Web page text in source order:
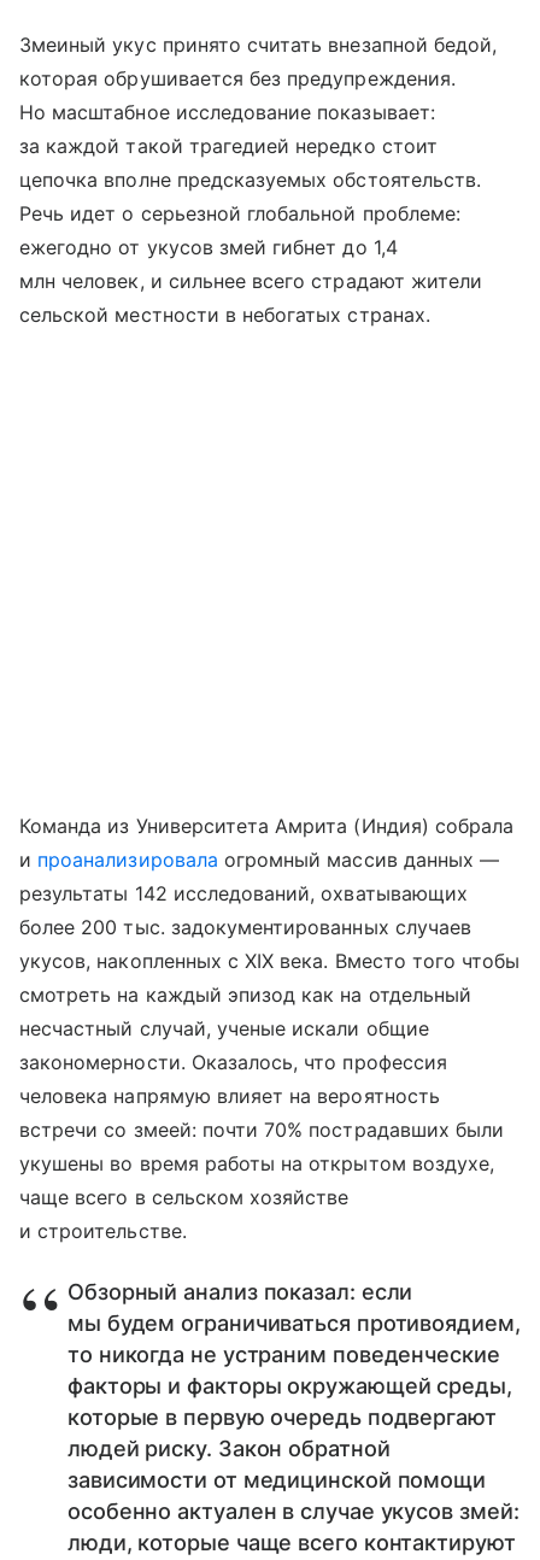
Змеиный укус принято считать внезапной бедой,
которая обрушивается без предупреждения.
Но масштабное исследование показывает:
за каждой такой трагедией нередко стоит
цепочка вполне предсказуемых обстоятельств.
Речь идет о серьезной глобальной проблеме:
ежегодно от укусов змей гибнет до 1,4
млн человек, и сильнее всего страдают жители
сельской местности в небогатых странах.
Команда из Университета Амрита (Индия) собрала
и проанализировала огромный массив данных —
результаты 142 исследований, охватывающих
более 200 тыс. задокументированных случаев
укусов, накопленных с XIX века. Вместо того чтобы
смотреть на каждый эпизод как на отдельный
несчастный случай, ученые искали общие
закономерности. Оказалось, что профессия
человека напрямую влияет на вероятность
встречи со змеей: почти 70% пострадавших были
укушены во время работы на открытом воздухе,
чаще всего в сельском хозяйстве
и строительстве.
Обзорный анализ показал: если
мы будем ограничиваться противоядием,
то никогда не устраним поведенческие
факторы и факторы окружающей среды,
которые в первую очередь подвергают
людей риску. Закон обратной
зависимости от медицинской помощи
особенно актуален в случае укусов змей:
люди, которые чаще всего контактируют